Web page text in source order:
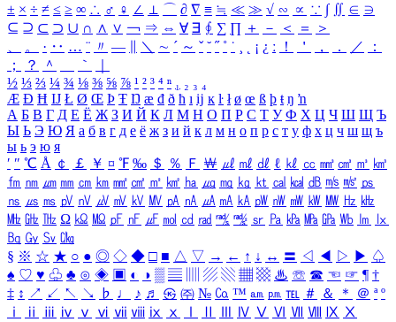
± × ÷ ≠ ≤ ≥ ∞ ∴ ♂ ♀ ∠ ⊥ ⌒ ∂ ∇ ≡ ≒ ≪ ≫ √ ∽ ∝ ∵ ∫ ∬ ∈ ∋
⊆ ⊇ ⊂ ⊃ ∪ ∩ ∧ ∨ ￢ ⇒ ⇔ ∀ ∃ ∮ ∑ ∏ ＋ － ＜ ＝
＞
、
。 · ‥ … ¨ 〃 ― ＼ ∼ ´ ～ ˇ ˘ ˝ ˚ ˙ ¸ ¡ ¿ ː ！ ＇ ， ． ／
：
；
？ ＾ ｀
½ ⅓ ⅔ ¼ ¾ ⅛ ⅜ ⅝ ⅞ ¹ ² ³ ⁴ ⁿ ₁ ₂ ₃ ₄
Æ Ð Ħ Ĳ Ł Ø Œ Þ Ŧ Ŋ æ đ ð ħ ı ĳ ĸ ŀ ł ø œ ß þ ŧ ŋ ŉ
А Б В Г Д Е Ё Ж З И Й К Л М Н О П Р С Т У Ф Х Ц Ч Ш Щ Ъ
Ы Ь Э Ю Я а б в г д е ё ж з и й к л м н о п р с т у ф х ц ч ш щ ъ
ы ь э ю я
′ ″ ℃ Å ￠ ￡ ￥ ¤ ℉ ‰ ＄ ％ Ｆ ￦ ㎕ ㎖ ㎗ ℓ ㎘ ㏄ ㎣ ㎤ ㎥ ㎦
㎙ ㎚ ㎛ ㎜ ㎝ ㎞ ㎟ ㎠ ㎡ ㎢ ㏊ ㎍ ㎎ ㎏ ㏏ ㎈ ㎉ ㏈ ㎧ ㎨ ㎰
㎱ ㎲ ㎳ ㎴ ㎵ ㎶ ㎷ ㎸ ㎹ ㎀ ㎁ ㎂ ㎃ ㎄ ㎺ ㎻ ㎽ ㎾ ㎿ ㎐ ㎑
㎒ ㎓ ㎔ Ω ㏀ ㏁ ㎊ ㎋ ㎌ ㏖ ㏅ ㎭ ㎮ ㎯ ㏛ ㎩ ㎪ ㎫ ㎬ ㏝ ㏐
㏓
㏃ ㏉ ㏜ ㏆
§ ※ ☆ ★ ○ ● ◎ ◇ ◆ □ ■ △ ▽ → ← ↑ ↓ ↔ 〓 ◁ ◀ ▷ ▶ ♤
♠ ♡ ♥ ♧ ♣ ⊙ ◈ ▣ ◐ ◑ ▒ ▤ ▨ ▧ ▦ ▩ ♨ ☏ ☎ ☜ ☞ ¶ †
‡ ↕ ↗ ↙ ↖ ↘ ♭ ♩ ♪ ♬ ㉿ ㈜ № ㏇ ™ ㏂ ㏘ ℡ ＃ ＆ ＊ ＠ ª º
ⅰ
ⅱ ⅲ ⅳ ⅴ ⅵ ⅶ ⅷ ⅸ ⅹ Ⅳ Ⅴ Ⅵ Ⅶ Ⅷ Ⅸ Ⅹ